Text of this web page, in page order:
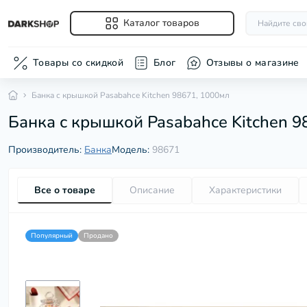
Каталог товаров
Ванночки
Массажеры
(болгарки)
Товары со скидкой Блог Отзывы о магазине
Банка с крышкой Pasabahce Kitchen 98671, 1000мл
Банка с крышкой Pasabahce Kitchen
Производитель: БанкаМодель: 98671
Все о товаре Описание Характеристики
Популярный Продано